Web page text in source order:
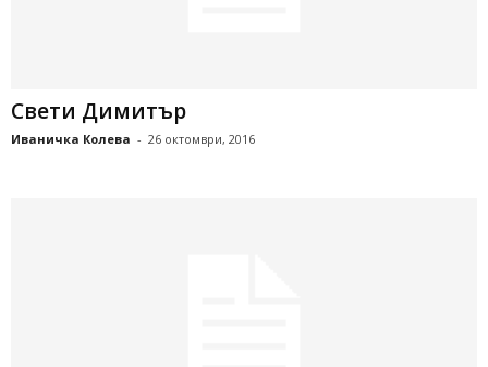
Свети Димитър
Иваничка Колева - 26 октомври, 2016